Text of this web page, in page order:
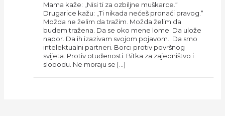
Mama kaže: „Nisi ti za ozbiljne muškarce.“
Drugarice kažu: „Ti nikada nećeš pronaći pravog.“
Možda ne želim da tražim. Možda želim da
budem tražena. Da se oko mene lome. Da ulože
napor. Da ih izazivam svojom pojavom. Da smo
intelektualni partneri. Borci protiv površnog
svijeta. Protiv otuđenosti. Bitka za zajedništvo i
slobodu. Ne moraju se […]